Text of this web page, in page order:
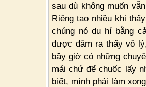
sau dù không muốn
Riêng tao nhiều khi
chúng nó du hí bằng
được đâm ra thấy vô
bây giờ có những
mái chứ để chuốc lấy
biết, mình phải làm